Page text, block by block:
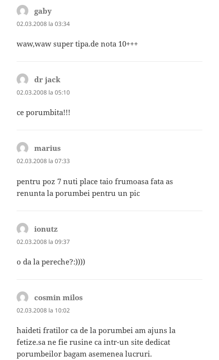
gaby
02.03.2008 la 03:34
waw,waw super tipa.de nota 10+++
dr jack
02.03.2008 la 05:10
ce porumbita!!!
marius
02.03.2008 la 07:33
pentru poz 7 nuti place taio frumoasa fata as
renunta la porumbei pentru un pic
ionutz
02.03.2008 la 09:37
o da la pereche?:))))
cosmin milos
02.03.2008 la 10:02
haideti fratilor ca de la porumbei am ajuns la
fetize.sa ne fie rusine ca intr-un site dedicat
porumbeilor bagam asemenea lucruri.